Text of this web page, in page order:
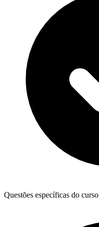
Questões específicas do curso